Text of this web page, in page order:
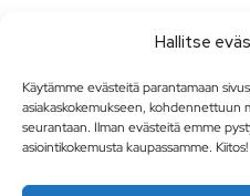
Hallitse
Käytämme evästeitä parantamaan
asiakaskokemukseen, kohdennettuun
seurantaan. Ilman evästeitä emme
asiointikokemusta kaupassamme. Kiitos!